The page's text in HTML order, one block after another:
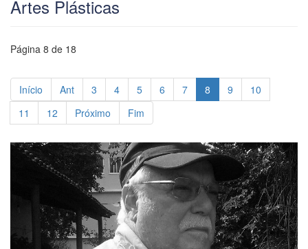
Artes Plásticas
Página 8 de 18
Início Ant 3 4 5 6 7 8 9
10
11
12 Próximo Fim